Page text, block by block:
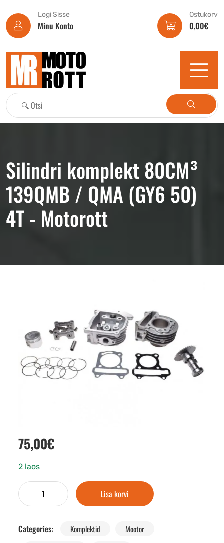
Logi Sisse
Minu Konto
Ostukorv
0,00€
Silindri komplekt 80CM³
139QMB / QMA (GY6 50)
4T - Motorott
75,00€
2 laos
Lisa korvi
Categories: Komplektid
Mootor